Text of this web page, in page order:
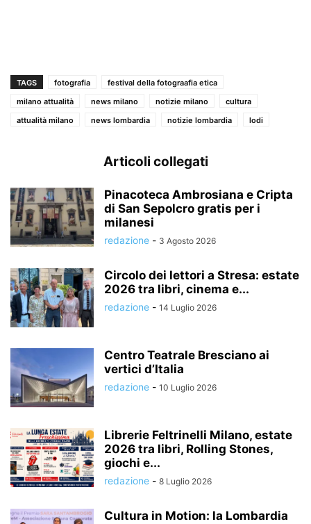
TAGS fotografia
festival della fotograafia etica
milano attualità
news milano notizie milano
cultura
attualità milano
news lombardia notizie lombardia lodi
Articoli collegati
Pinacoteca Ambrosiana e Cripta
di San Sepolcro gratis per i
milanesi
redazione - 3 Agosto 2026
Circolo dei lettori a Stresa: estate
2026 tra libri, cinema e...
redazione - 14 Luglio 2026
Centro Teatrale Bresciano ai
vertici d’Italia
redazione - 10 Luglio 2026
Librerie Feltrinelli Milano, estate
2026 tra libri, Rolling Stones,
giochi e...
redazione - 8 Luglio 2026
Cultura in Motion: la Lombardia